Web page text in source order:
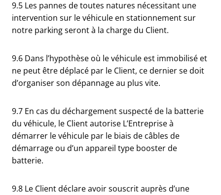
9.5 Les pannes de toutes natures nécessitant une
intervention sur le véhicule en stationnement sur
notre parking seront à la charge du Client.
9.6 Dans l’hypothèse où le véhicule est immobilisé et
ne peut être déplacé par le Client, ce dernier se doit
d’organiser son dépannage au plus vite.
9.7 En cas du déchargement suspecté de la batterie
du véhicule, le Client autorise L’Entreprise à
démarrer le véhicule par le biais de câbles de
démarrage ou d’un appareil type booster de
batterie.
9.8 Le Client déclare avoir souscrit auprès d’une